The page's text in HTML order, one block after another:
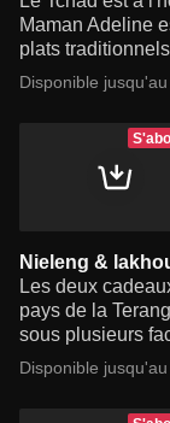
Maman Adeline
plats
Disponible
Nieleng &
Les deux
pays de la
sous plusieurs
Disponible